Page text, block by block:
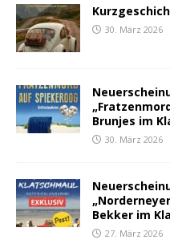
30. März 2026
Brunjes im
30. März 2026
Bekker im
27. März 2026